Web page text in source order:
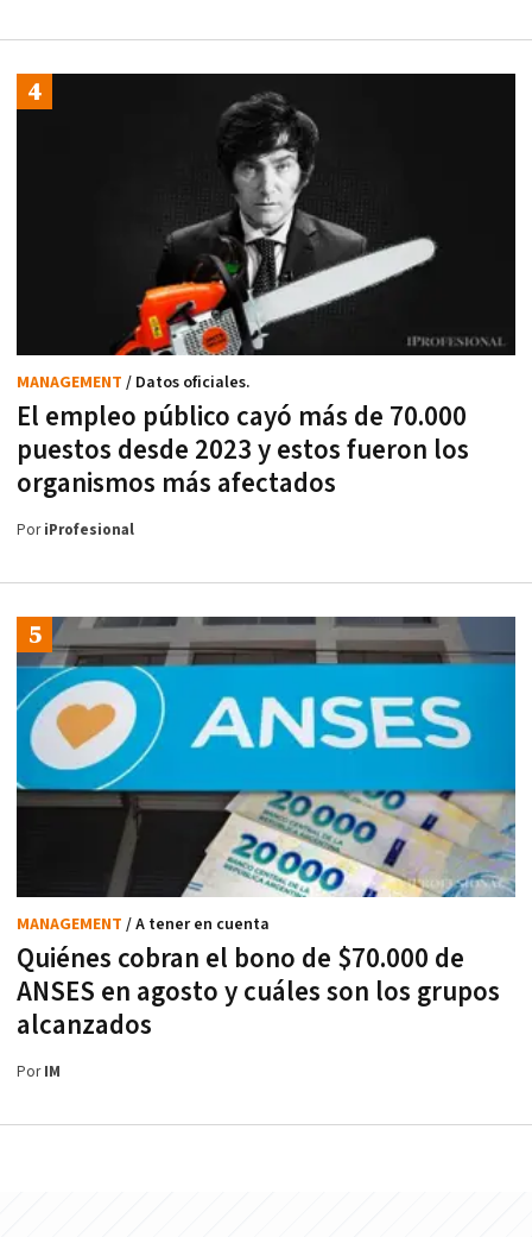
El empleo público cayó más de 70.000
puestos desde 2023 y estos fueron los
organismos más afectados
MANAGEMENT / Datos oficiales.
PoriProfesional
Quiénes cobran el bono de $70.000 de
ANSES en agosto y cuáles son los grupos
alcanzados
MANAGEMENT / A tener en cuenta
PorIM